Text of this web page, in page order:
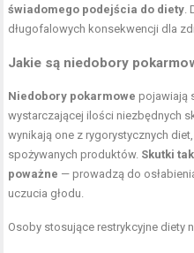
świadomego podejścia do diety.
długofalowych konsekwencji dla
Jakie są niedobory
Niedobory pokarmowe pojawiają
wystarczającej ilości niezbędnych
wynikają one z rygorystycznych
spożywanych produktów. Skutki
poważne — prowadzą do
uczucia głodu.
Osoby stosujące restrykcyjne diety